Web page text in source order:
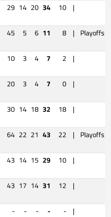
29 14 20 34 10 |
45 5 6 11 8 | Playoffs
10 3 4 7 2 |
20 3 4 7 0 |
30 14 18 32 18 |
64 22 21 43 22 | Playoffs
43 14 15 29 10 |
43 17 14 31 12 |
- - - - - |